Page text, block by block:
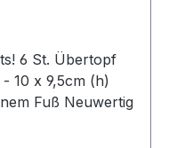
6 St. Übertopf
Farbe: weiß glasiert mit goldenem Fuß Neuwertig